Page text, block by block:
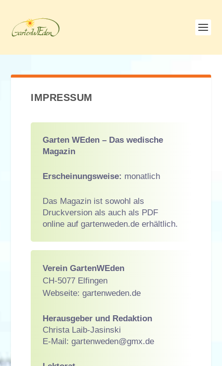
IMPRESSUM
Garten WEden – Das wedische
Magazin
Erscheinungsweise: monatlich
Das Magazin ist sowohl als
Druckversion als auch als PDF
online auf gartenweden.de erhältlich.
Verein GartenWEden
CH-5077 Elfingen
Webseite: gartenweden.de
Herausgeber und Redaktion
Christa Laib-Jasinski
E-Mail:ed.xmg@nedewnetrag